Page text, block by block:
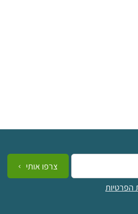
הפרטיות
צרפו אותי